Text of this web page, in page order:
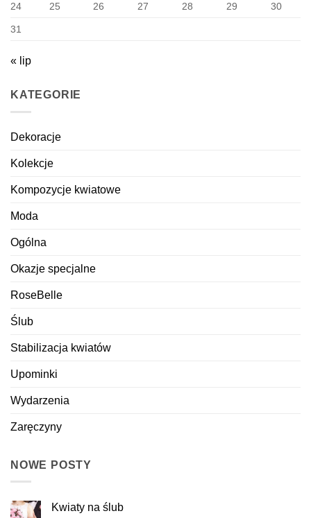
24 25 26 27 28 29 30
31
« lip
KATEGORIE
Dekoracje
Kolekcje
Kompozycje kwiatowe
Moda
Ogólna
Okazje specjalne
RoseBelle
Ślub
Stabilizacja kwiatów
Upominki
Wydarzenia
Zaręczyny
NOWE POSTY
Kwiaty na ślub